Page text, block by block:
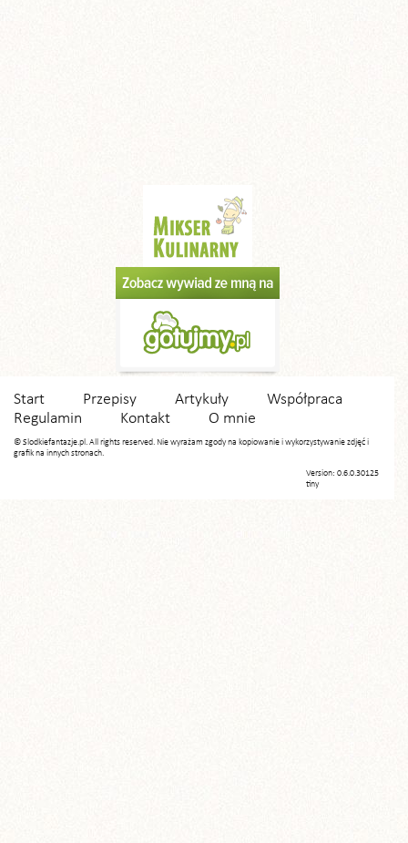
Start Przepisy Artykuły
Współpraca
Regulamin
Kontakt O mnie
© Slodkiefantazje.pl. All rights reserved. Nie wyrażam zgody na kopiowanie i wykorzystywanie zdjęć i
grafik na innych stronach.
Version: 0.6.0.30125
tiny